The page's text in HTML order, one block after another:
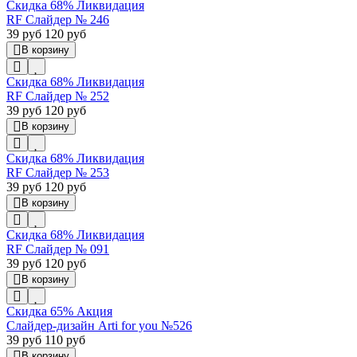
Скидка 68% Ликвидация
RF Слайдер № 246
39 руб 120 руб
В корзину
Скидка 68% Ликвидация
RF Слайдер № 252
39 руб 120 руб
В корзину
Скидка 68% Ликвидация
RF Слайдер № 253
39 руб 120 руб
В корзину
Скидка 68% Ликвидация
RF Слайдер № 091
39 руб 120 руб
В корзину
Скидка 65% Акция
Слайдер-дизайн Arti for you №526
39 руб 110 руб